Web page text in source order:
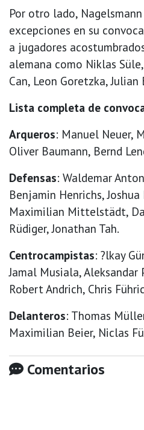
Por otro lado,
excepciones en su
a jugadores
alemana como Niklas
Can, Leon Goretzka, Julian
Lista completa de
Arqueros: Manuel Neuer,
Oliver Baumann, Bernd
Defensas: Waldemar
Benjamin Henrichs,
Maximilian Mittelstädt,
Rüdiger, Jonathan Tah.
Centrocampistas: ?lkay
Jamal Musiala,
Robert Andrich, Chris
Delanteros: Thomas
Maximilian Beier, Niclas
Comentarios